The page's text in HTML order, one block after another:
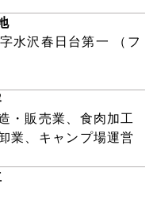
水沢春日台第一 （フ
・販売業、食肉加工
業、キャンプ場運営